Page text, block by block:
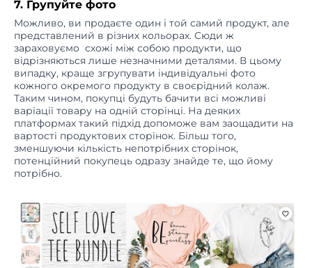
Можливо, ви продаєте один і той самий продукт, але
представлений в різних кольорах. Сюди ж
зараховуємо схожі між собою продукти, що
відрізняються лише незначними деталями. В цьому
випадку, краще згрупувати індивідуальні фото
кожного окремого продукту в своєрідний колаж.
Таким чином, покупці будуть бачити всі можливі
варіації товару на одній сторінці. На деяких
платформах такий підхід допоможе вам заощадити на
вартості продуктових сторінок. Більш того,
зменшуючи кількість непотрібних сторінок,
потенційний покупець одразу знайде те, що йому
потрібно.